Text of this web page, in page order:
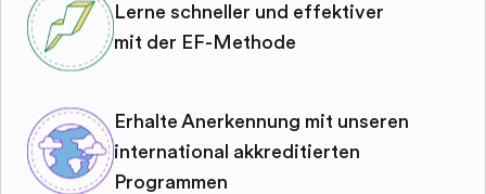
Lerne schneller und effektiver
mit der EF-Methode
Erhalte Anerkennung mit unseren
international akkreditierten
Programmen